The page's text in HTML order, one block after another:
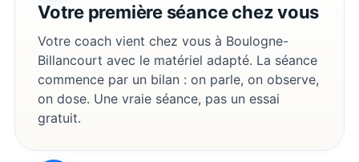
Votre première séance chez vous
Votre coach vient chez vous à Boulogne-
Billancourt avec le matériel adapté. La séance
commence par un bilan : on parle, on observe,
on dose. Une vraie séance, pas un essai
gratuit.